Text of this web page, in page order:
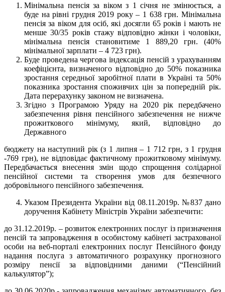
Мінімальна пенсія за віком з 1 січня не змінюється, а
буде на рівні грудня 2019 року – 1 638 грн. Мінімальна
пенсія за віком для осіб, які досягли 65 років і мають не
менше 30/35 років стажу відповідно жінки і чоловіки,
мінімальна пенсія становитиме 1 889,20 грн. (40%
мінімальної зарплати – 4 723 грн).
Буде проведена чергова індексація пенсій з урахуванням
коефіцієнта, визначеного відповідно до 50% показника
зростання середньої заробітної плати в Україні та 50%
показника зростання споживчих цін за попередній рік.
Дата перерахунку законом не визначена.
Згідно з Програмою Уряду на 2020 рік передбачено
забезпечення рівня пенсійного забезпечення не нижче
прожиткового мінімуму, який, відповідно до
Державного
бюджету на наступний рік (з 1 липня – 1 712 грн, з 1 грудня
-769 грн), не відповідає фактичному прожитковому мінімуму.
Передбачається внесення змін щодо спрощення солідарної
пенсійної системи та створення умов для безпечного
добровільного пенсійного забезпечення.
Указом Президента України від 08.11.2019р. №837 дано
доручення Кабінету Міністрів України забезпечити:
до 31.12.2019р. – розвиток електронних послуг із призначення
пенсій та запровадження в особистому кабінеті застрахованої
особи на веб-порталі електронних послуг Пенсійного фонду
надання послуга з автоматичного розрахунку прогнозного
розміру пенсії за відповідними даними (“Пенсійний
калькулятор”);